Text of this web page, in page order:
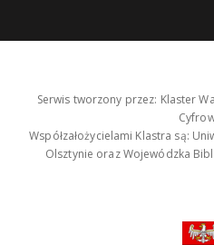
Serwis tworzony przez: Klaster
Współzałożycielami Klastra są:
Olsztynie oraz Wojewódzka